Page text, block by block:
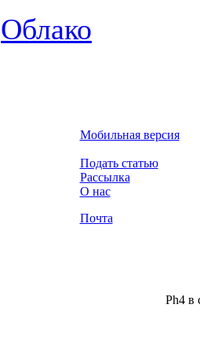
Облако
Мобильная версия
Подать статью
Рассылка
О нас
Почта
Ph4 в